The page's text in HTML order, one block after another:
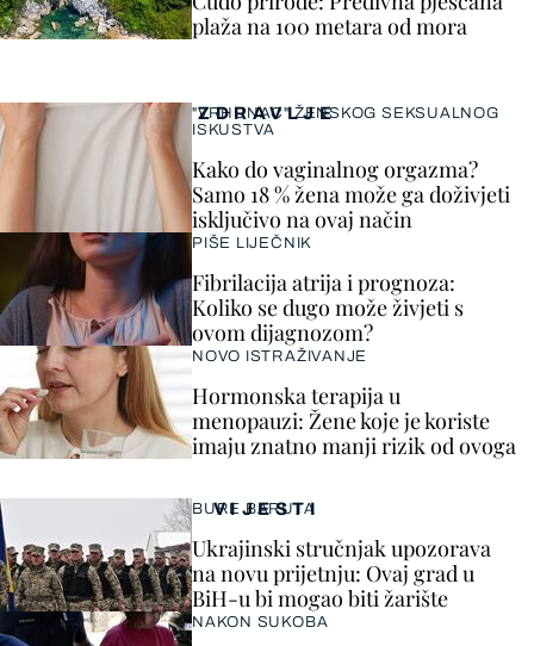
VIJESTI
BURE BARUTA
Ukrajinski stručnjak upozorava
na novu prijetnju: Ovaj grad u
BiH-u bi mogao biti žarište
NAKON SUKOBA
ZDRAVLJE
"VRHUNAC" ŽENSKOG SEKSUALNOG
ISKUSTVA
Kako do vaginalnog orgazma?
Samo 18 % žena može ga doživjeti
isključivo na ovaj način
PIŠE LIJEČNIK
Fibrilacija atrija i prognoza:
Koliko se dugo može živjeti s
ovom dijagnozom?
NOVO ISTRAŽIVANJE
Hormonska terapija u
menopauzi: Žene koje je koriste
imaju znatno manji rizik od ovoga
plaža na 100 metara od mora